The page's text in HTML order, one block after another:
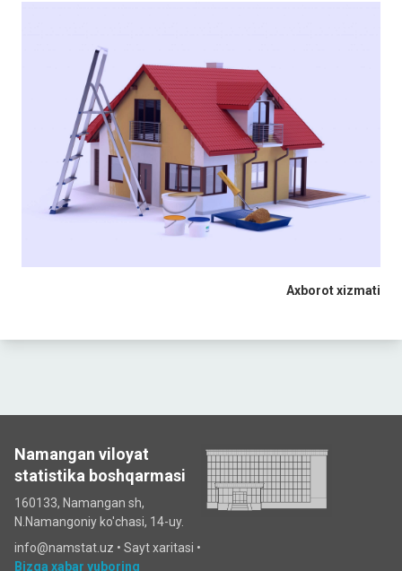
Axborot xizmati
Namangan viloyat
statistika boshqarmasi
160133, Namangan sh,
N.Namangoniy ko'chasi, 14-uy.
info@namstat.uz • Sayt xaritasi •
Bizga xabar yuboring